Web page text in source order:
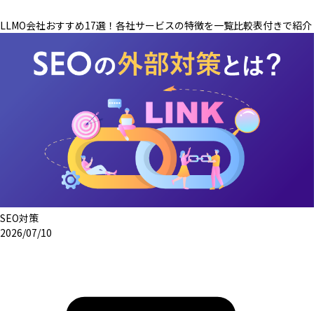
LLMO会社おすすめ17選！各社サービスの特徴を一覧比較表付きで紹介
SEO対策
2026/07/10